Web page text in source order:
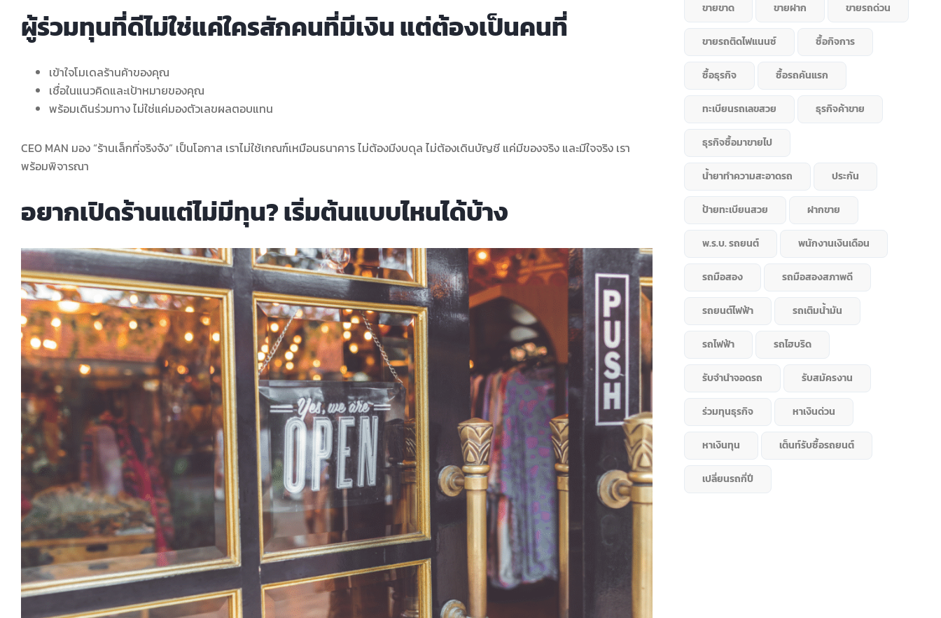
ผู้ร่วมทุนที่ดีไม่ใช่แค่ใครสักคนที่มีเงิน แต่ต้องเป็นคนที่
เข้าใจโมเดลร้านค้าของคุณ
เชื่อในแนวคิดและเป้าหมายของคุณ
พร้อมเดินร่วมทาง ไม่ใช่แค่มองตัวเลขผลตอบแทน
CEO MAN มอง “ร้านเล็กที่จริงจัง” เป็นโอกาส เราไม่ใช้เกณฑ์เหมือนธนาคาร ไม่ต้องมีงบดุล ไม่ต้องเดินบัญชี แค่มีของจริง และมีใจจริง เรา
พร้อมพิจารณา
อยากเปิดร้านแต่ไม่มีทุน? เริ่มต้นแบบไหนได้บ้าง
ขายขาด ขายฝาก ขายรถด่วน
ขายรถติดไฟแนนซ์ ซื้อกิจการ
ซื้อธุรกิจ ซื้อรถคันแรก
ทะเบียนรถเลขสวย ธุรกิจค้าขาย
ธุรกิจซื้อมาขายไป
น้ำยาทำความสะอาดรถ ประกัน
ป้ายทะเบียนสวย ฝากขาย
พ.ร.บ. รถยนต์ พนักงานเงินเดือน
รถมือสอง รถมือสองสภาพดี
รถยนต์ไฟฟ้า รถเติมน้ำมัน
รถไฟฟ้า รถไฮบริด
รับจำนำจอดรถ รับสมัครงาน
ร่วมทุนธุรกิจ หาเงินด่วน
หาเงินทุน เต็นท์รับซื้อรถยนต์
เปลี่ยนรถกี่ปี